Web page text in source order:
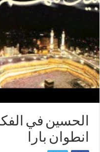
الحسين في
انطوان بارا